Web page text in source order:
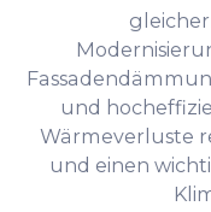
und
Wärmeverluste
und einen